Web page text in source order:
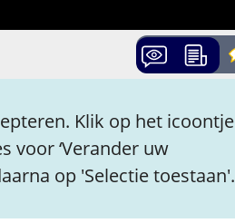
Klik op het icoontje
voor ‘Verander uw
op 'Selectie toestaan'.